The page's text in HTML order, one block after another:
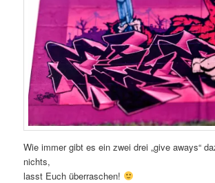
Wie immer gibt es ein zwei drei „give aways“
nichts,
lasst Euch überraschen!